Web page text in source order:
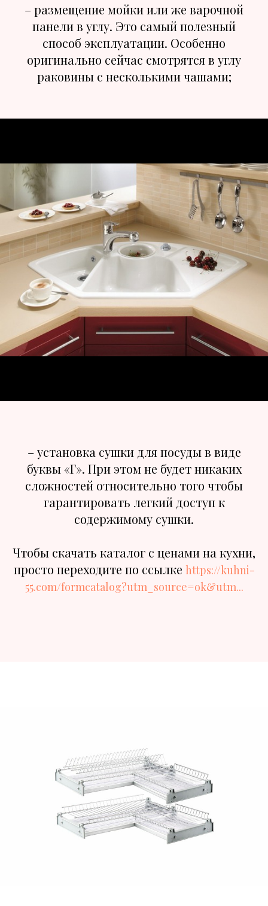
– размещение мойки или же варочной
панели в углу. Это самый полезный
способ эксплуатации. Особенно
оригинально сейчас смотрятся в углу
раковины с несколькими чашами;
– установка сушки для посуды в виде
буквы «Г». При этом не будет никаких
сложностей относительно того чтобы
гарантировать легкий доступ к
содержимому сушки.
Чтобы скачать каталог с ценами на кухни,
просто переходите по ссылке https://kuhni-
55.com/formcatalog?utm_source=ok&utm...